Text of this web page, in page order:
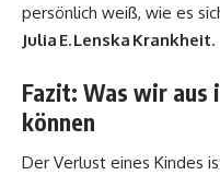
persönlich weiß, wie es
Julia E. Lenska Krankheit.
Fazit: Was wir aus
können
Der Verlust eines Kindes